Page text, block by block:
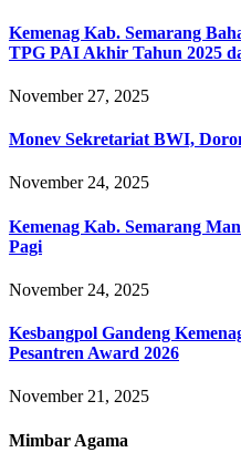
Kemenag Kab. Semarang
TPG PAI Akhir Tahun 2025
November 27, 2025
Monev Sekretariat BWI,
November 24, 2025
Kemenag Kab. Semarang
Pagi
November 24, 2025
Kesbangpol Gandeng
Pesantren Award 2026
November 21, 2025
Mimbar Agama